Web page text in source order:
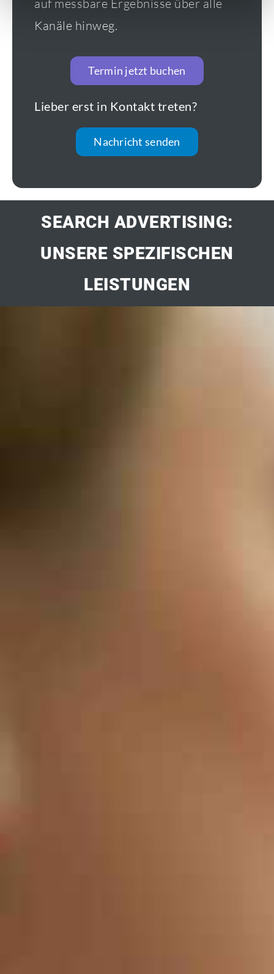
auf messbare Ergebnisse über alle
Kanäle hinweg.
Termin jetzt buchen
Lieber erst in Kontakt treten?
Nachricht senden
SEARCH ADVERTISING:
UNSERE SPEZIFISCHEN
LEISTUNGEN